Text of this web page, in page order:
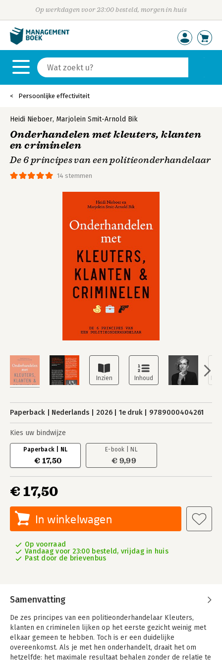
Op werkdagen voor 23:00 besteld, morgen in huis
Persoonlijke effectiviteit
14 stemmen
Heidi Nieboer, Marjolein Smit-Arnold Bik
Onderhandelen met kleuters, klanten
en criminelen
De 6 principes van een politieonderhandelaar
Paperback Nederlands 2026 1e druk 9789000404261
Kies uw bindwijze
Paperback | NL
€ 17,50
E-book | NL
€ 9,99
€ 17,50
In winkelwagen
Op voorraad
Vandaag voor 23:00 besteld, vrijdag in huis
Past door de brievenbus
Samenvatting
De zes principes van een politieonderhandelaar Kleuters,
klanten en criminelen lijken op het eerste gezicht weinig met
elkaar gemeen te hebben. Toch is er een duidelijke
overeenkomst. Als je met hen onderhandelt, draait het om
hetzelfde: het maximale resultaat behalen zonder de relatie te